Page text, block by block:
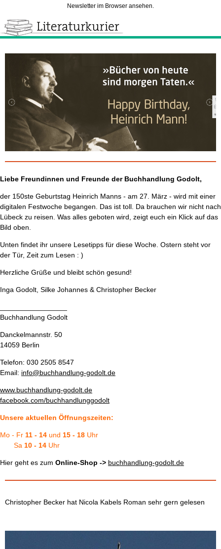
Newsletter im Browser ansehen.
Liebe Freundinnen und Freunde der Buchhandlung Godolt,
der 150ste Geburtstag Heinrich Manns - am 27. März - wird mit einer
digitalen Festwoche begangen. Das ist toll. Da brauchen wir nicht nach
Lübeck zu reisen. Was alles geboten wird, zeigt euch ein Klick auf das
Bild oben.
Unten findet ihr unsere Lesetipps für diese Woche. Ostern steht vor
der Tür, Zeit zum Lesen : )
Herzliche Grüße und bleibt schön gesund!
Inga Godolt, Silke Johannes & Christopher Becker
Buchhandlung Godolt
Danckelmannstr. 50
14059 Berlin
Telefon: 030 2505 8547
Email: info@buchhandlung-godolt.de
www.buchhandlung-godolt.de
facebook.com/buchhandlunggodolt
Unsere aktuellen Öffnungszeiten:
Mo - Fr 11 - 14 und 15 - 18 Uhr
Sa 10 - 14 Uhr
Hier geht es zum Online-Shop -> buchhandlung-godolt.de
Christopher Becker hat Nicola Kabels Roman sehr gern gelesen